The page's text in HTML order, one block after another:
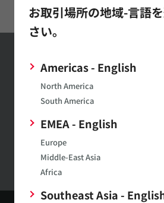
お取引場所の地域-言語
さい。
Americas - English
North America
South America
EMEA - English
Europe
Middle-East Asia
Africa
Southeast Asia -
お問い合わせ
お問い合わせはこちら
村田製作所ウェブサイトへのご